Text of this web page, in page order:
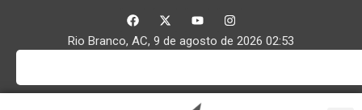
Rio Branco, AC, 9 de agosto de 2026 02:53